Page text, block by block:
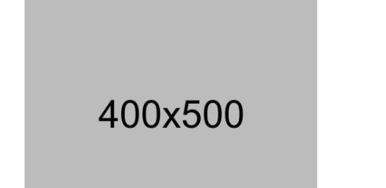
Maklumat Merdeka Barat
04/08/2026 22:54 WIB || MAKRO/MIKRO